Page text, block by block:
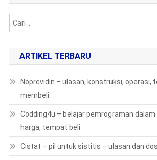
ARTIKEL TERBARU
Noprevidin – ulasan, konstruksi, operasi,
membeli
Codding4u – belajar pemrograman dalam
harga, tempat beli
Cistat – pil untuk sistitis – ulasan dan